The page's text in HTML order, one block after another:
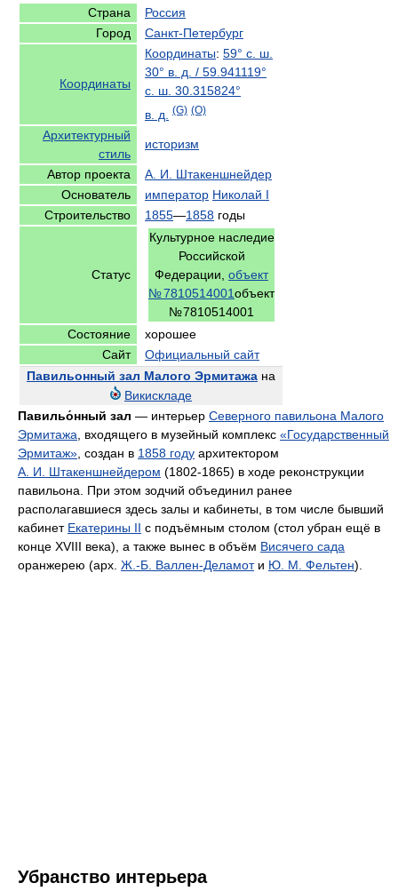
Страна
Россия
Город
Санкт-Петербург
Координаты
Координаты: 59° с. ш.
30° в. д. / 59.941119°
с. ш. 30.315824°
в. д.
(G) (O)
Архитектурный
стиль
историзм
Автор проекта
А. И. Штакеншнейдер
Основатель
император Николай I
Строительство
1855—1858 годы
Статус
Культурное наследие
Российской
Федерации, объект
№ 7810514001объект
№ 7810514001
Состояние
хорошее
Сайт
Официальный сайт
Павильонный зал Малого Эрмитажа на
Викискладе
Павильо́нный зал — интерьер Северного павильона Малого
Эрмитажа , входящего в музейный комплекс «Государственный
Эрмитаж» , создан в 1858 году архитектором
А. И. Штакеншнейдером (1802-1865) в ходе реконструкции
павильона. При этом зодчий объединил ранее
располагавшиеся здесь залы и кабинеты, в том числе бывший
кабинет Екатерины II с подъёмным столом (стол убран ещё в
конце XVIII века), а также вынес в объём Висячего сада
оранжерею (арх. Ж.-Б. Валлен-Деламоти Ю. М. Фельтен).
Убранство интерьера